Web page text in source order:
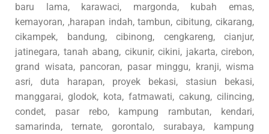
baru lama, karawaci, margonda, kubah emas,
kemayoran, ,harapan indah, tambun, cibitung, cikarang,
cikampek, bandung, cibinong, cengkareng, cianjur,
jatinegara, tanah abang, cikunir, cikini, jakarta, cirebon,
grand wisata, pancoran, pasar minggu, kranji, wisma
asri, duta harapan, proyek bekasi, stasiun bekasi,
manggarai, glodok, kota, fatmawati, cakung, cilincing,
condet, pasar rebo, kampung rambutan, kendari,
samarinda, ternate, gorontalo, surabaya, kampung